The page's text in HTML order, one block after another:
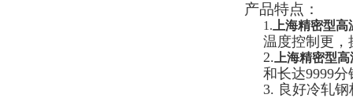
产品特点：
1. 上海精密型
温度控制更，
2. 上海精密型
和长达9999
3. 良好冷轧